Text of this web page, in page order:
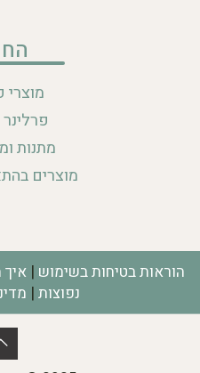
מוצרי
מתנות
מוצרים
הוראות בטיחות בשימוש |
נפוצות |